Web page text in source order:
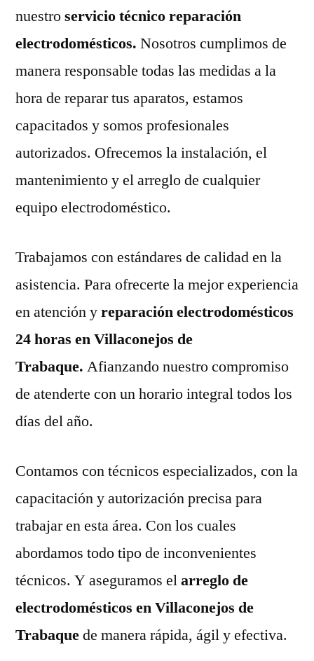
nuestroservicio técnico reparación
electrodomésticos. Nosotros cumplimos de
manera responsable todas las medidas a la
hora de reparar tus aparatos, estamos
capacitados y somos profesionales
autorizados. Ofrecemos la instalación, el
mantenimiento y el arreglo de cualquier
equipo electrodoméstico.
Trabajamos con estándares de calidad en la
asistencia. Para ofrecerte la mejor experiencia
en atención yreparación electrodomésticos
24 horas en Villaconejos de
Trabaque. Afianzando nuestro compromiso
de atenderte con un horario integral todos los
días del año.
Contamos con técnicos especializados, con la
capacitación y autorización precisa para
trabajar en esta área. Con los cuales
abordamos todo tipo de inconvenientes
técnicos. Y aseguramos elarreglo de
electrodomésticos en Villaconejos de
Trabaquede manera rápida, ágil y efectiva.